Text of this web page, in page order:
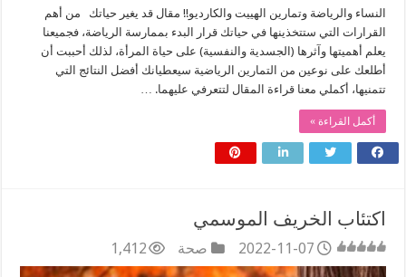
النساء والرياضة وتمارين الهييت والكارديو!! مقال قد يغير حياتك من أهم
القرارات التي ستتخذينها في حياتك قرار البدء بممارسة الرياضة، فجميعنا
يعلم أهميتها وآثرها (الجسدية والنفسية) على حياة المرأة، لذلك أحببت أن
أطلعك على نوعين من التمارين الرياضية سيعطيانك أفضل النتائج التي
تتمنيها، أكملي معنا قراءة المقال لتتعرفي عليهما. …
أكمل القراءة »
اكتئاب الخريف الموسمي
2022-11-07 صحة 1,412